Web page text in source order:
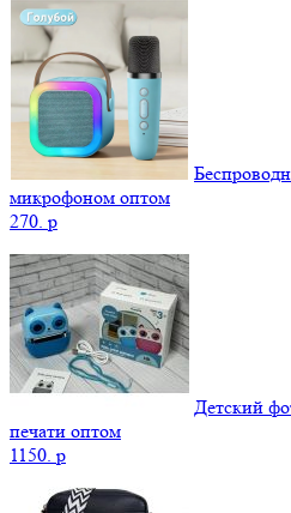
микрофоном оптом
270. p
Детский
печати оптом
1150. p